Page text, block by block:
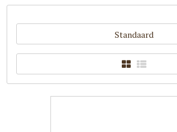
Standaard